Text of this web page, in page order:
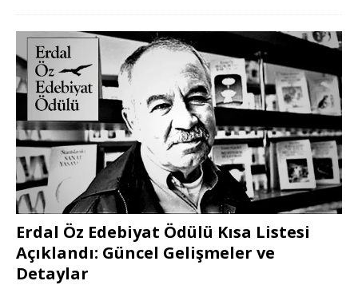
Erdal Öz Edebiyat Ödülü Kısa Listesi
Açıklandı: Güncel Gelişmeler ve
Detaylar